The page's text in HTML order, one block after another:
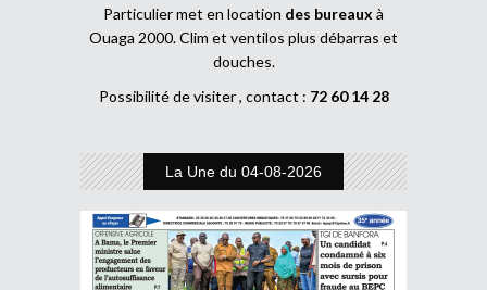
Particulier met en location des bureaux à
Ouaga 2000. Clim et ventilos plus débarras et
douches.
Possibilité de visiter , contact : 72 60 14 28
La Une du 04-08-2026